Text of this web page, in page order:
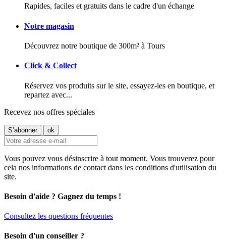
Rapides, faciles et gratuits dans le cadre d'un échange
Notre magasin
Découvrez notre boutique de 300m² à Tours
Click & Collect
Réservez vos produits sur le site, essayez-les en boutique, et
repartez avec...
Recevez nos offres spéciales
Vous pouvez vous désinscrire à tout moment. Vous trouverez pour
cela nos informations de contact dans les conditions d'utilisation du
site.
Besoin d'aide ? Gagnez du temps !
Consultez les questions fréquentes
Besoin d'un conseiller ?